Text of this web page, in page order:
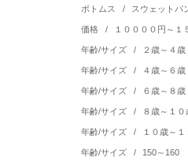
ボトムス / スウェットパ
価格 / １００００円～１
年齢/サイズ / ２歳～４
年齢/サイズ / ４歳～６
年齢/サイズ / ６歳～８
年齢/サイズ / ８歳～１
年齢/サイズ / １０歳～
年齢/サイズ / 150～160